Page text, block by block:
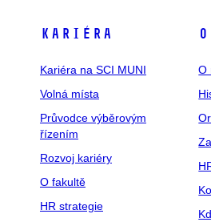
Kariéra
Kariéra na SCI MUNI
Volná místa
Průvodce výběrovým
řízením
Rozvoj kariéry
O fakultě
HR strategie
O